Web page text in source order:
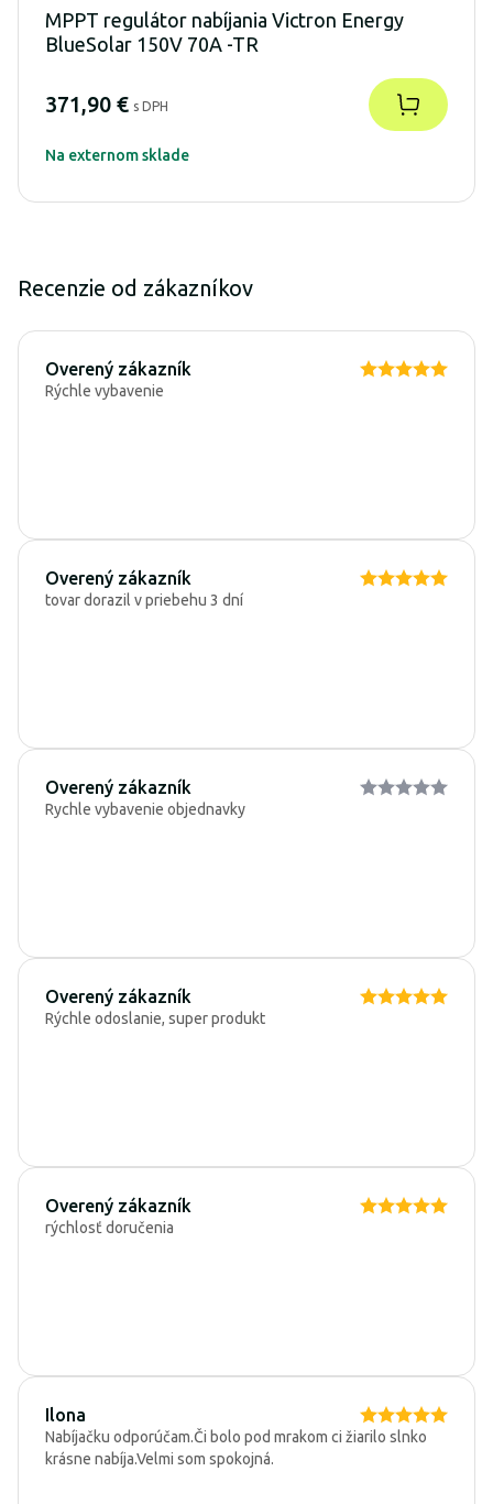
MPPT regulátor nabíjania Victron Energy
BlueSolar 150V 70A -TR
371,90 € s DPH
Na externom sklade
Recenzie od zákazníkov
Overený zákazník
Rýchle vybavenie
Overený zákazník
tovar dorazil v priebehu 3 dní
Overený zákazník
Rychle vybavenie objednavky
Overený zákazník
Rýchle odoslanie, super produkt
Overený zákazník
rýchlosť doručenia
Ilona
Nabíjačku odporúčam.Či bolo pod mrakom ci žiarilo slnko
krásne nabíja.Velmi som spokojná.